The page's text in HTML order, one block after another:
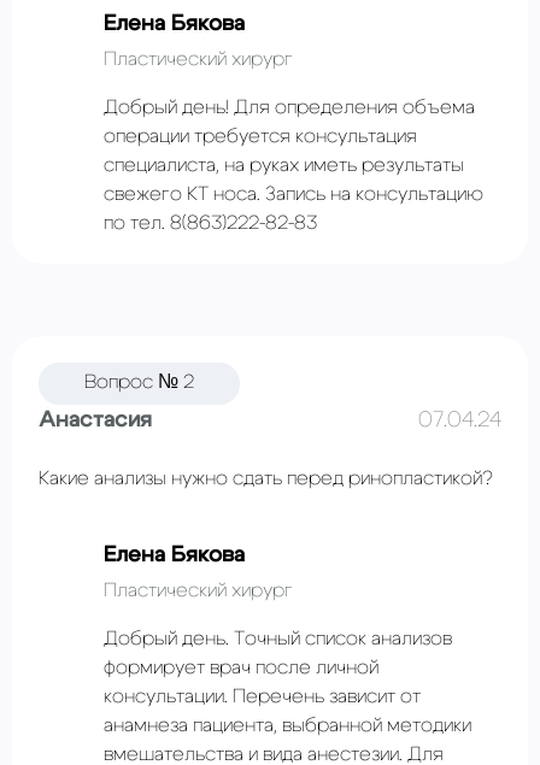
Елена Бякова
Пластический хирург
Добрый день! Для определения объема
операции требуется консультация
специалиста, на руках иметь результаты
свежего КТ носа. Запись на консультацию
по тел. 8(863)222-82-83
Вопрос № 2
Анастасия 07.04.24
Какие анализы нужно сдать перед ринопластикой?
Елена Бякова
Пластический хирург
Добрый день. Точный список анализов
формирует врач после личной
консультации. Перечень зависит от
анамнеза пациента, выбранной методики
вмешательства и вида анестезии. Для